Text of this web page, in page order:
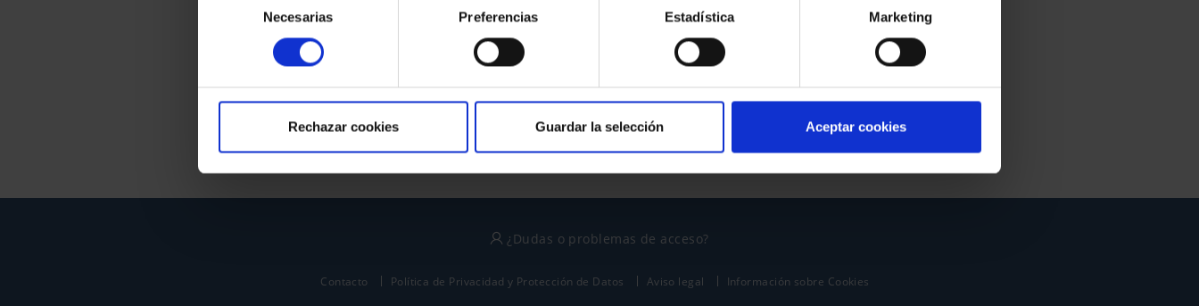
consentimiento
Necesarias Preferencias Estadística Marketing
Rechazar cookies Guardar la selección Aceptar cookies
política de privacidad
y términos del servicio
¿Dudas o problemas de acceso?
Contacto Política de Privacidad y Protección de Datos Aviso legal Información sobre Cookies